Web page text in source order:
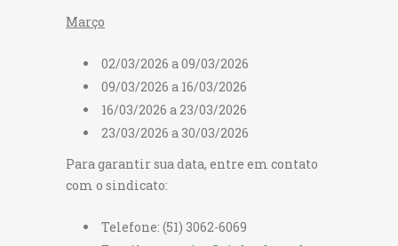
Março
02/03/2026 a 09/03/2026
09/03/2026 a 16/03/2026
16/03/2026 a 23/03/2026
23/03/2026 a 30/03/2026
Para garantir sua data, entre em contato
com o sindicato:
Telefone: (51) 3062-6069